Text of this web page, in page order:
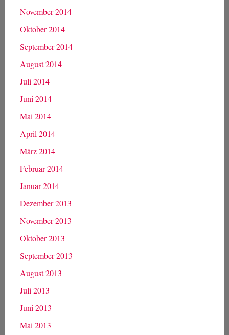
November 2014
Oktober 2014
September 2014
August 2014
Juli 2014
Juni 2014
Mai 2014
April 2014
März 2014
Februar 2014
Januar 2014
Dezember 2013
November 2013
Oktober 2013
September 2013
August 2013
Juli 2013
Juni 2013
Mai 2013